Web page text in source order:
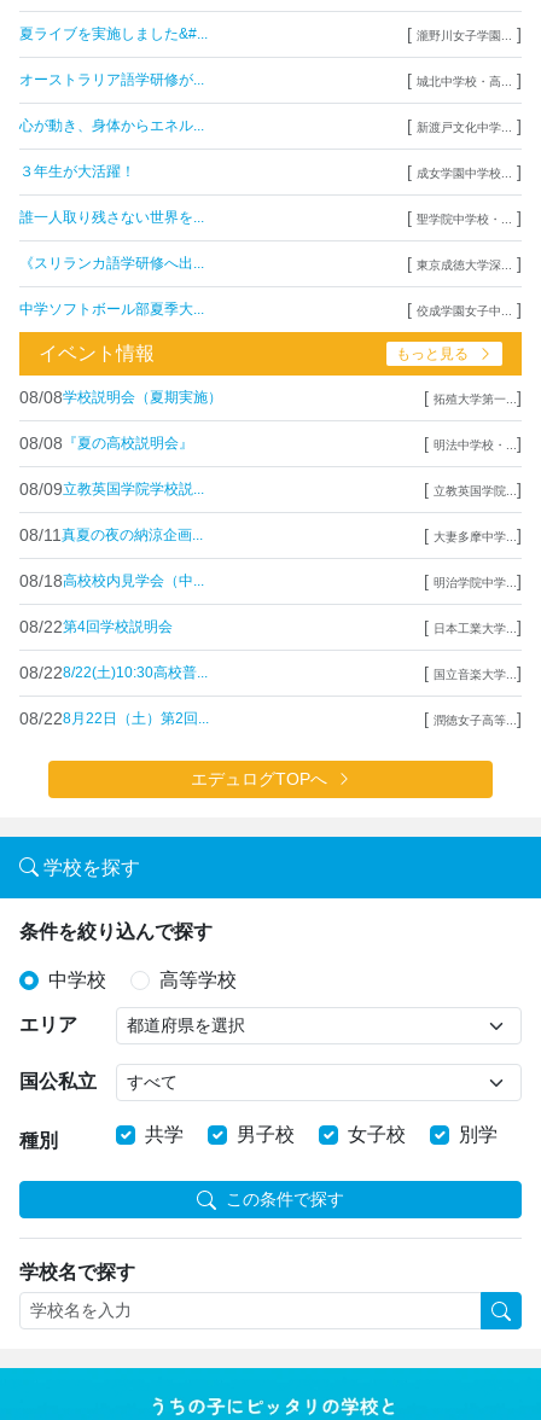
夏ライブを実施しました&#... [ 瀧野川女子学園... ]
オーストラリア語学研修が... [ 城北中学校・高... ]
心が動き、身体からエネル... [ 新渡戸文化中学... ]
３年生が大活躍！ [ 成女学園中学校... ]
誰一人取り残さない世界を... [ 聖学院中学校・... ]
《スリランカ語学研修へ出... [ 東京成徳大学深... ]
中学ソフトボール部夏季大... [ 佼成学園女子中... ]
イベント情報 もっと見る
08/08学校説明会（夏期実施） [ 拓殖大学第一... ]
08/08 『夏の高校説明会』 [ 明法中学校・... ]
08/09立教英国学院学校説... [ 立教英国学院... ]
08/11 真夏の夜の納涼企画... [ 大妻多摩中学... ]
08/18高校校内見学会（中... [ 明治学院中学... ]
08/22第4回学校説明会 [ 日本工業大学... ]
08/228/22(土)10:30高校普... [ 国立音楽大学... ]
08/228月22日（土）第2回... [ 潤徳女子高等... ]
エデュログTOPへ
学校を探す
条件を絞り込んで探す
中学校 高等学校
エリア
国公私立
種別 共学 男子校 女子校 別学
この条件で探す
学校名で探す